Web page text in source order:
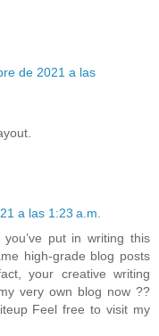
de 2021 a las
a las 1:23 a.m.
put in writing this
high-grade blog posts
your creative writing
very own blog now ??
Feel free to visit my